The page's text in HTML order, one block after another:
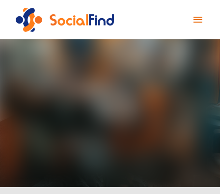
Overslaan
content
Homepagina